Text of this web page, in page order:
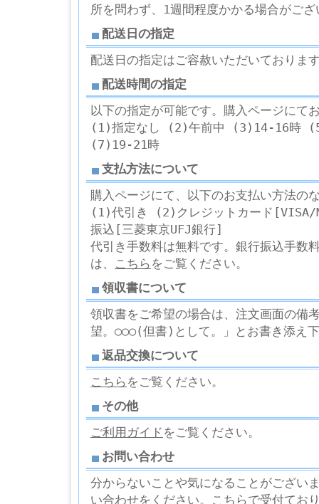
所を問わず、1週間程度かかる場合がござ
配送日の指定
配送日の指定はご容赦いただいておりま
配送時間の指定
以下の指定が可能です。購入ページにて
(1)指定なし (2)午前中 (3)14-16時
(7)19-21時
支払方法について
購入ページにて、以下のお支払い方法の
(1)代引き (2)クレジットカード
振込[三菱東京UFJ銀行]
代引き手数料は無料です。銀行振込手数
は、 こちら をご覧ください。
領収書について
領収書をご希望の場合は、注文画面の
望。○○○(但書)として。」とお書き添え
返品交換について
こちら をご覧ください。
その他
ご利用ガイド をご覧ください。
お問い合わせ
分からないことや気になることがござい
い合わせをください。 こちらで受付てお